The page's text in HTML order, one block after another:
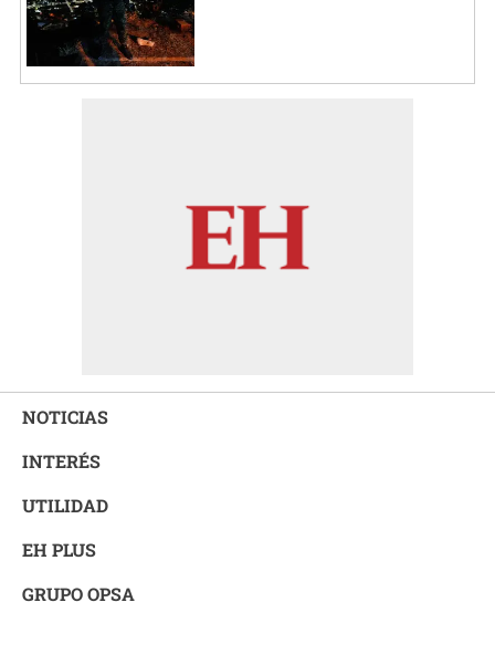
NOTICIAS
INTERÉS
UTILIDAD
EH PLUS
GRUPO OPSA